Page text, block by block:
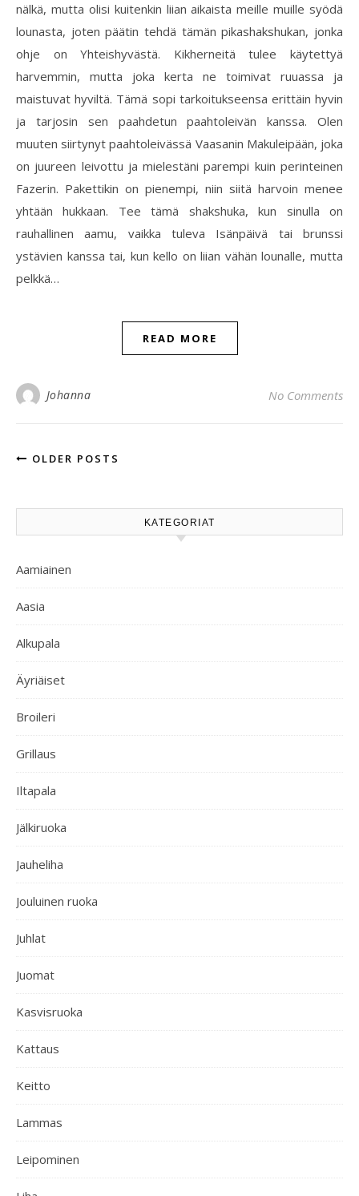
nälkä, mutta olisi kuitenkin liian aikaista meille muille syödä
lounasta, joten päätin tehdä tämän pikashakshukan, jonka
ohje on Yhteishyvästä. Kikherneitä tulee käytettyä
harvemmin, mutta joka kerta ne toimivat ruuassa ja
maistuvat hyviltä. Tämä sopi tarkoitukseensa erittäin hyvin
ja tarjosin sen paahdetun paahtoleivän kanssa. Olen
muuten siirtynyt paahtoleivässä Vaasanin Makuleipään, joka
on juureen leivottu ja mielestäni parempi kuin perinteinen
Fazerin. Pakettikin on pienempi, niin siitä harvoin menee
yhtään hukkaan. Tee tämä shakshuka, kun sinulla on
rauhallinen aamu, vaikka tuleva Isänpäivä tai brunssi
ystävien kanssa tai, kun kello on liian vähän lounalle, mutta
pelkkä…
READ MORE
Johanna No Comments
OLDER POSTS
KATEGORIAT
Aamiainen
Aasia
Alkupala
Äyriäiset
Broileri
Grillaus
Iltapala
Jälkiruoka
Jauheliha
Jouluinen ruoka
Juhlat
Juomat
Kasvisruoka
Kattaus
Keitto
Lammas
Leipominen